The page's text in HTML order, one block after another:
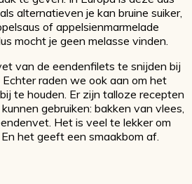
alternatieven je kan bruine suiker,
of appelsienmarmelade
mocht je geen melasse vinden.
van de eendenfilets te snijden bij
raden we ook aan om het
te houden. Er zijn talloze recepten
gebruiken: bakken van vlees,
Het is veel te lekker om
het geeft een smaakbom af.